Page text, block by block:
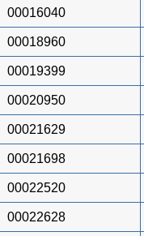
00016040
00018960
00019399
00020950
00021629
00021698
00022520
00022628